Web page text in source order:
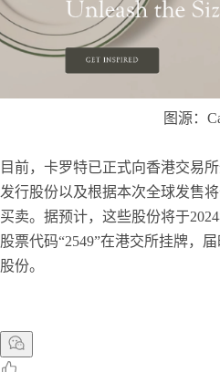
图源：
目前，卡罗特已正式向香港交易
发行股份以及根据本次全球发售
买卖。据预计，这些股份将于
股票代码“2549”在港交所挂牌，
股份。